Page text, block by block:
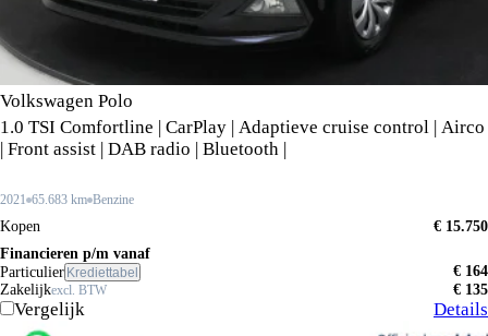
Volkswagen Polo
1.0 TSI Comfortline | CarPlay | Adaptieve cruise control | Airco
| Front assist | DAB radio | Bluetooth |
2021 65.683 km Benzine
Kopen
€ 15.750
Financieren p/m vanaf
Particulier Krediettabel
€ 164
Zakelijkexcl. BTW € 135
Vergelijk Details